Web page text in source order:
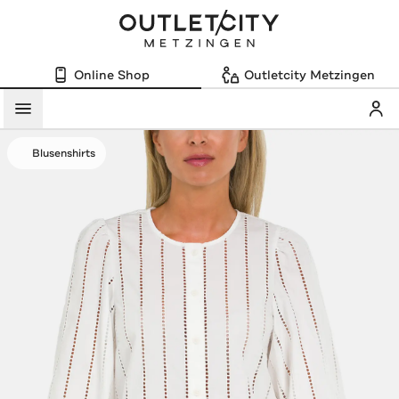
Online Shop Outletcity Metzingen
Menü
Blusenshirts